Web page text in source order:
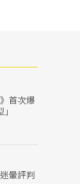
首次爆
暈評判